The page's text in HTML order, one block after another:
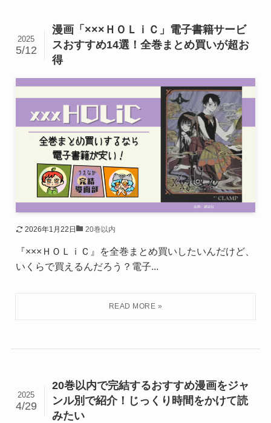
漫画「×××ＨＯＬｉＣ」電子書籍サービ
スおすすめ14選！全巻まとめ買いが超お
得
2025
5/12
2026年1月22日 20巻以内
『×××ＨＯＬｉＣ』を全巻まとめ買いしたいんだけど、
いくらで買えるんだろう？電子...
20巻以内で完結するおすすめ漫画をジャ
ンル別で紹介！じっくり時間をかけて読
みたい
2025
4/29